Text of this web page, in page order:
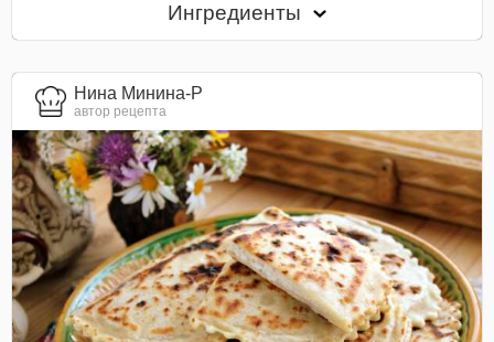
Ингредиенты
Нина Минина-Р
автор рецепта